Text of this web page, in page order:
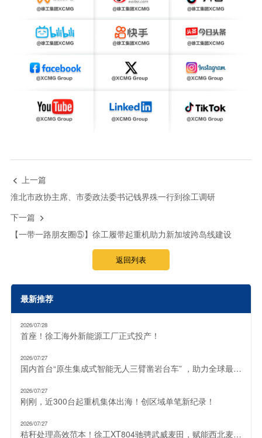

上一篇
淮北市政协主席、市委政法委书记钱界殊一行到徐工调研
下一篇

【一带一路朋友圈⑤】徐工履带起重机助力新加坡跨岛线建设
返回列表
最新推荐
2026/07/28
首座！徐工海外新能源工厂正式投产！
2026/07/27
国内首台“原生集成式智能无人三臂凿岩台车” ，助力全球最大“超级充电宝”！
2026/07/27
刚刚，近300台起重机集体出海！创区域单笔新纪录！
2026/07/27
秸秆处理高效范本！徐工XT804驰骋武威麦田，赋能西北麦收提质增效